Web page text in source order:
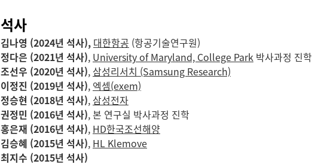
석사
김나영 (2024년 석사), 대한항공 (항공기술연구원)
정다은 (2021년 석사), University of Maryland, College Park 박사과정 진학
조선우 (2020년 석사), 삼성리서치 (Samsung Research)
이정진 (2019년 석사), 엑셈(exem)
정승현 (2018년 석사), 삼성전자
권정민 (2016년 석사), 본 연구실 박사과정 진학
홍은재 (2016년 석사), HD한국조선해양
김승혜 (2015년 석사), HL Klemove
최지수 (2015년 석사)